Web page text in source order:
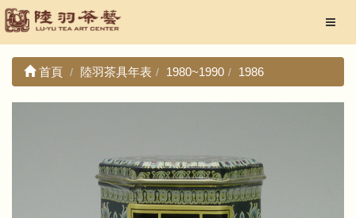
首頁 陸羽茶具年表 1980~1990 1986